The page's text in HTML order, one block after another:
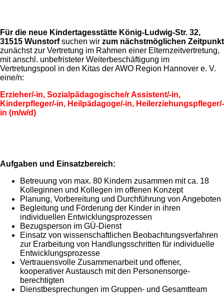
Für die neue Kindertagesstätte König-Ludwig-Str. 32,
31515 Wunstorfsuchen wir zum nächstmöglichen Zeitpunkt
zunächst zur Vertretung im Rahmen einer Elternzeitvertretung,
mit anschl. unbefristeter Weiterbeschäftigung im
Vertretungspool in den Kitas der AWO Region Hannover e. V.
eine/n:
Erzieher/-in, Sozialpädagogische/r Assistent/-in,
Kinderpfleger/-in, Heilpädagoge/-in, Heilerziehungspfleger/-
in (m/w/d)
Aufgaben und Einsatzbereich:
Betreuung von max. 80 Kindern zusammen mit ca. 18
Kolleginnen und Kollegen im offenen Konzept
Planung, Vorbereitung und Durchführung von Angeboten
Begleitung und Förderung der Kinder in ihren
individuellen Entwicklungsprozessen
Bezugsperson im GÜ-Dienst
Einsatz von wissenschaftlichen Beobachtungsverfahren
zur Erarbeitung von Handlungsschritten für individuelle
Entwicklungsprozesse
Vertrauensvolle Zusammenarbeit und offener,
kooperativer Austausch mit den Personensorge-
berechtigten
Dienstbesprechungen im Gruppen- und Gesamtteam